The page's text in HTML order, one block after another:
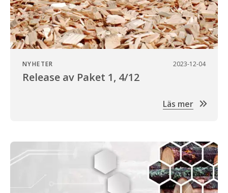
NYHETER 2023-12-04
Release av Paket 1, 4/12
Läs mer